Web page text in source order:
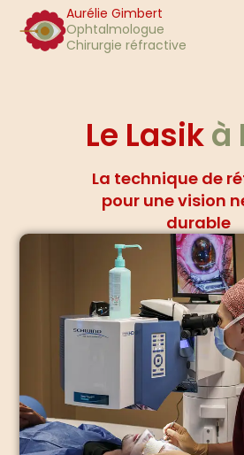
Aurélie Gimbert
Ophtalmologue
Chirurgie réfractive
Le Lasikà
La technique de
pour une vision
durable